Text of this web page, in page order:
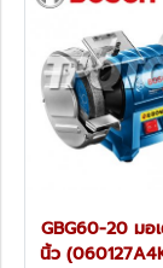
GBG60-20 มอ
นิ้ว